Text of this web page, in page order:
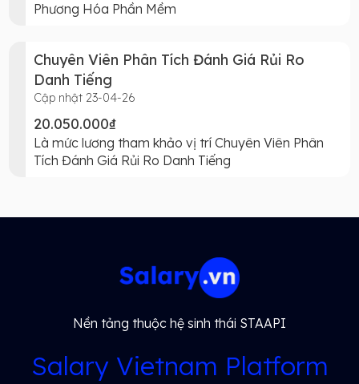
Phương Hóa Phần Mềm
Chuyên Viên Phân Tích Đánh Giá Rủi Ro
Danh Tiếng
Cập nhật 23-04-26
20.050.000₫
Là mức lương tham khảo vị trí Chuyên Viên Phân
Tích Đánh Giá Rủi Ro Danh Tiếng
Nền tảng thuộc hệ sinh thái STAAPI
Salary Vietnam Platform